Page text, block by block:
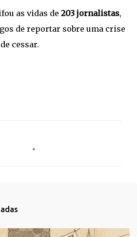
as vidas de 203 jornalistas,
de reportar sobre uma crise
cessar.